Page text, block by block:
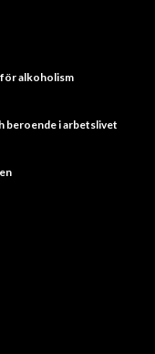
för alkoholism
beroende i arbetslivet